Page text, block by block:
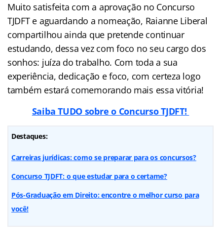
Muito satisfeita com a aprovação no Concurso
TJDFT e aguardando a nomeação, Raianne Liberal
compartilhou ainda que pretende continuar
estudando, dessa vez com foco no seu cargo dos
sonhos: juíza do trabalho. Com toda a sua
experiência, dedicação e foco, com certeza logo
também estará comemorando mais essa vitória!
Saiba TUDO sobre o Concurso TJDFT!
Destaques:
Carreiras jurídicas: como se preparar para os concursos?
Concurso TJDFT: o que estudar para o certame?
Pós-Graduação em Direito: encontre o melhor curso para
você!